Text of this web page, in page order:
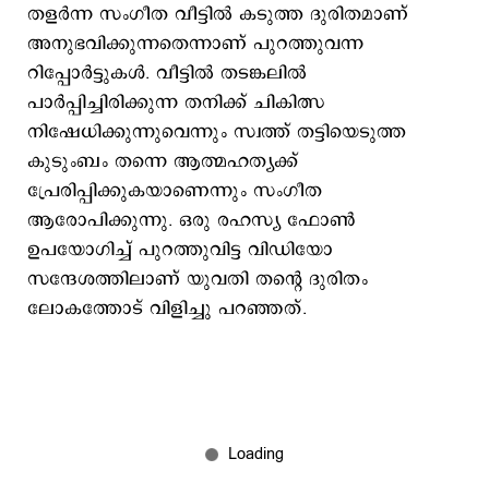
തളർന്ന സംഗീത വീട്ടിൽ കടുത്ത ദുരിതമാണ്
അനുഭവിക്കുന്നതെന്നാണ് പുറത്തുവന്ന
റിപ്പോർട്ടുകൾ. വീട്ടിൽ തടങ്കലിൽ
പാർപ്പിച്ചിരിക്കുന്ന തനിക്ക് ചികിത്സ
നിഷേധിക്കുന്നുവെന്നും സ്വത്ത് തട്ടിയെടുത്ത
കുടുംബം തന്നെ ആത്മഹത്യക്ക്
പ്രേരിപ്പിക്കുകയാണെന്നും സംഗീത
ആരോപിക്കുന്നു. ഒരു രഹസ്യ ഫോൺ
ഉപയോഗിച്ച് പുറത്തുവിട്ട വിഡിയോ
സന്ദേശത്തിലാണ് യുവതി തന്റെ ദുരിതം
ലോകത്തോട് വിളിച്ചു പറഞ്ഞത്.